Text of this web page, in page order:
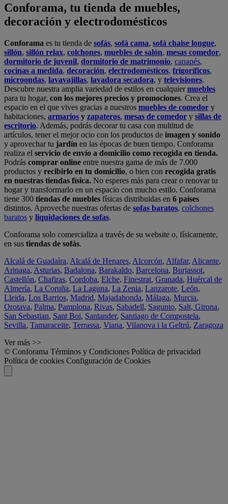
Conforama, tu tienda de muebles,
decoración y electrodomésticos
Conforama es tu tienda de sofás, sofá cama, sofá chaise longue,
sillón, sillón relax, colchones, muebles de salón, mesas comedor,
dormitorio de juvenil, dormitorio de matrimonio, canapés,
cocinas a medida, decoración, electrodomésticos, frigoríficos,
microondas, lavavajillas, lavadora secadora, y televisiones.
Descubre nuestra amplia variedad de estilos en cualquiermuebles
para tu hogar, con los mejores precios y promociones. Crea el
espacio en el que vives gracias a nuestros muebles de comedor y
habitaciones, armarios y zapateros, mesas de comedor y sillas de
escritorio. Además, podrás decorar tu casa con multitud de
artículos, tener el mejor ocio con los productos de imagen y sonido
y aprovechar tu jardín en las épocas de buen tiempo. Conforama
realiza el servicio de envío a domicilio como recogida en tienda.
Podrás comprar online entre nuestra gama de más de 7.000
productos y recibirlo en tu domicilio, o bien con recogida gratis
en nuestras tiendas física. No esperes más para crear o renovar tu
hogar y transformarlo en un espacio con mucho estilo. Conforama
tiene 300 tiendas de muebles físicas distribuidas en 6 países
distintos. Aproveche nuestras ofertas de sofas baratos, colchones
baratos y liquidaciones de sofas.
Conforama solo comercializa a través de su website o, físicamente,
en sus tiendas de sofás.
Alcalá de Guadaíra, Alcalá de Henares, Alcorcón, Alfafar, Alicante,
Arinaga, Asturias, Badalona, Barakaldo, Barcelona, Burjassot,
Castellón, Chafiras, Cordoba, Elche, Finestrat, Granada, Huércal de
Almería, La Coruña, La Laguna, La Zenia, Lanzarote, León,
Lleida, Los Barrios, Madrid, Majadahonda, Málaga, Murcia,
Orotava, Palma, Pamplona, Rivas, Sabadell, Sagunto, Salt, Girona,
San Sebastian, Sant Boi, Santander, Santiago de Compostela,
Sevilla, Tamaraceite, Terrassa, Viana, Vilanova i la Geltrú, Zaragoza
Ver más >>
© Conforama Términos y Condiciones Política de privacidad
Política de cookies Configuración de Cookies